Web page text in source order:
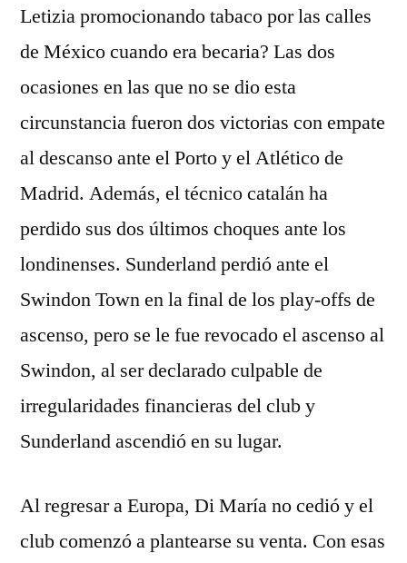
Letizia promocionando tabaco por las calles
de México cuando era becaria? Las dos
ocasiones en las que no se dio esta
circunstancia fueron dos victorias con empate
al descanso ante el Porto y el Atlético de
Madrid. Además, el técnico catalán ha
perdido sus dos últimos choques ante los
londinenses. Sunderland perdió ante el
Swindon Town en la final de los play-offs de
ascenso, pero se le fue revocado el ascenso al
Swindon, al ser declarado culpable de
irregularidades financieras del club y
Sunderland ascendió en su lugar.
Al regresar a Europa, Di María no cedió y el
club comenzó a plantearse su venta. Con esas